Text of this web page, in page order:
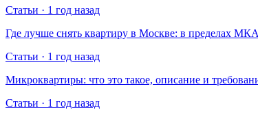
Статьи · 1 год назад
Где лучше снять квартиру в Москве: в пределах
Статьи · 1 год назад
Микроквартиры: что это такое, описание и
Статьи · 1 год назад